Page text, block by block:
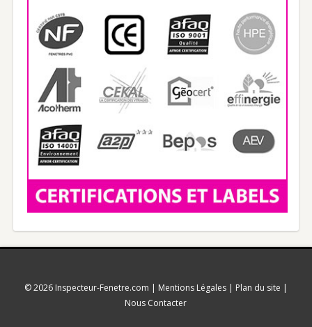
© 2026 Inspecteur-Fenetre.com | Mentions Légales| Plan du site |
Nous Contacter